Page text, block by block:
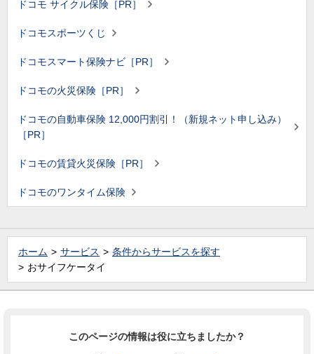
ドコモ サイクル保険［PR］
ドコモスポーツくじ
ドコモスマート保険ナビ［PR］
ドコモの火災保険［PR］
ドコモの自動車保険 12,000円割引！（新規ネット申し込み）
［PR］
ドコモの賃貸火災保険［PR］
ドコモのワンタイム保険
ホーム サービス
条件からサービスを探す
おサイフケータイ
このページの情報は役に立ちましたか？